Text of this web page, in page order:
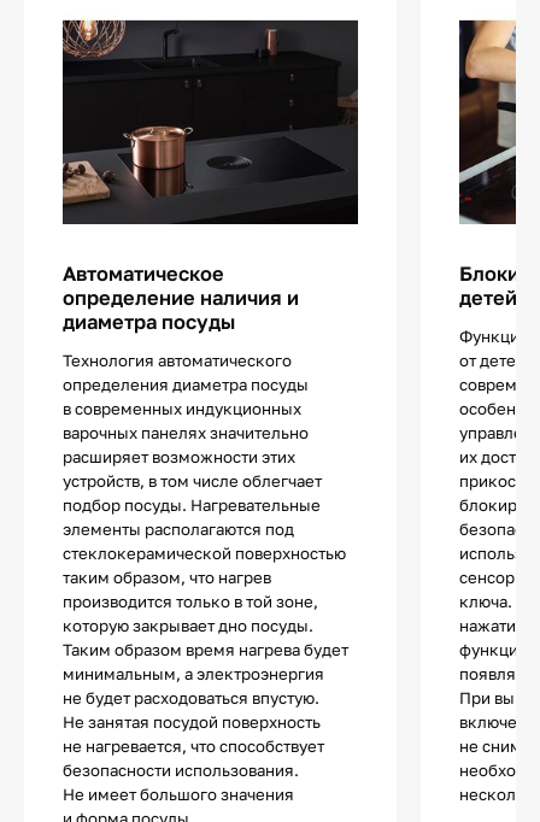
Автоматическое
определение наличия и
диаметра посуды
Технология автоматического
определения диаметра посуды
в современных индукционных
варочных панелях значительно
расширяет возможности этих
устройств, в том числе облегчает
подбор посуды. Нагревательные
элементы располагаются под
стеклокерамической поверхностью
таким образом, что нагрев
производится только в той зоне,
которую закрывает дно посуды.
Таким образом время нагрева будет
минимальным, а электроэнергия
не будет расходоваться впустую.
Не занятая посудой поверхность
не нагревается, что способствует
безопасности использования.
Не имеет большого значения
детей
Функцией
от детей
их
сенсор с
ключа.
нажатии
функции
При
не